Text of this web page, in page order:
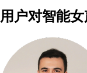
用户对智能